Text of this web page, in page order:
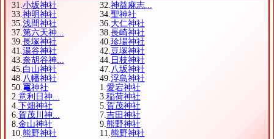
31.小坂神社 32.神益麻志...
33.神明神社 34.聖神社
35.浅間神社 36.大仁神社
37.第六天神... 38.長崎神社
39.長塚神社 40.珍場神社
41.湯谷神社 42.豆塚神社
43.奈胡谷神... 44. 日枝神社
45.白山神社 47.八坂神社
48.八幡神社 49.浮島神社
50.𥧄神社 1.愛宕神社
2.意利日神... 3.稲荷神社
4.下畑神社 5.賀茂神社
6.賀茂川神... 7.吉田神社
8.金山神社 9.熊野神社
10.熊野神社 11.熊野神社